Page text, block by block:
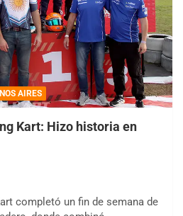
AIRES
Kart: Hizo historia en
completó un fin de semana de